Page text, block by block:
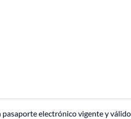
electrónico vigente y